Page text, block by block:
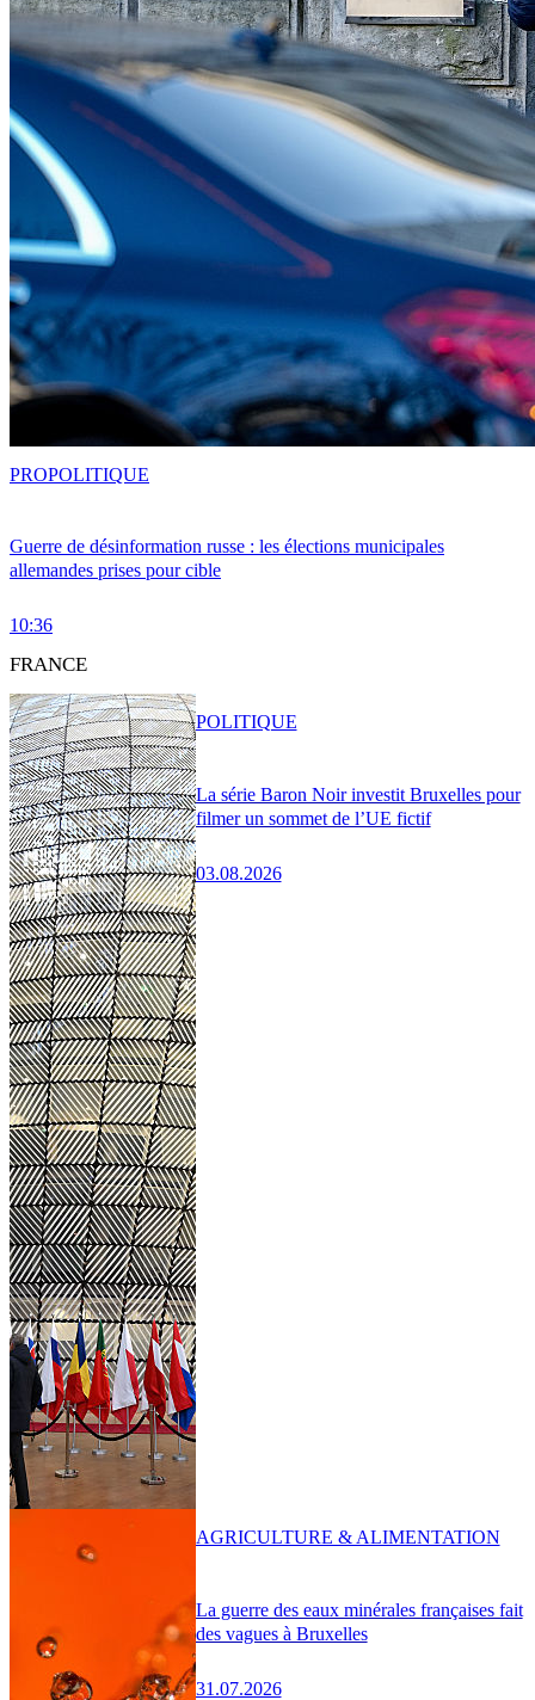
Guerre de désinformation russe : les élections municipales
allemandes prises pour cible
10:36
PROPOLITIQUE
FRANCE
La série Baron Noir investit Bruxelles pour
filmer un sommet de l’UE fictif
03.08.2026
POLITIQUE
La guerre des eaux minérales françaises fait
des vagues à Bruxelles
31.07.2026
AGRICULTURE & ALIMENTATION